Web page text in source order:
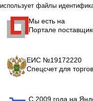
использует файлы
Мы есть на
Портале
ЕИС №19172220
Спецсчет для торгов
С 2009 года на